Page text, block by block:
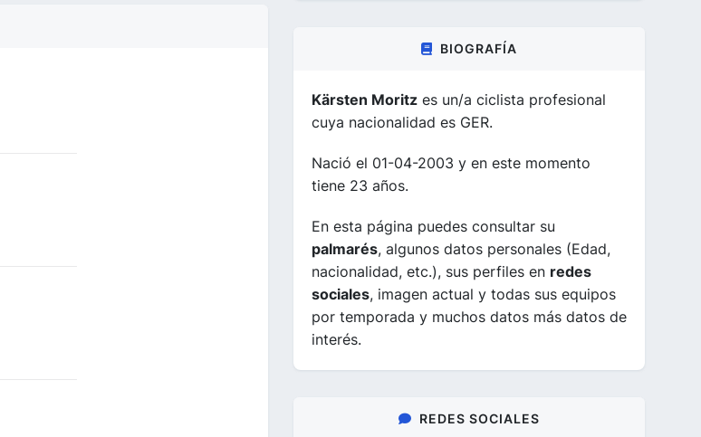
BIOGRAFÍA
Kärsten Moritz es un/a ciclista profesional
cuya nacionalidad es GER.
Nació el 01-04-2003 y en este momento
tiene 23 años.
En esta página puedes consultar su
palmarés, algunos datos personales (Edad,
nacionalidad, etc.), sus perfiles en redes
sociales, imagen actual y todas sus equipos
por temporada y muchos datos más datos de
interés.
REDES SOCIALES